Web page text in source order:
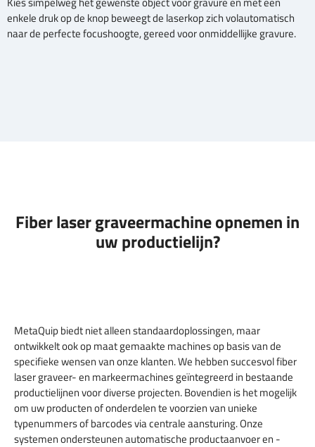
enkele druk op de knop beweegt de laserkop zich volautomatisch
naar de perfecte focushoogte, gereed voor onmiddellijke gravure.
Fiber laser graveermachine opnemen in
uw productielijn?
MetaQuip biedt niet alleen standaardoplossingen, maar
ontwikkelt ook op maat gemaakte machines op basis van de
specifieke wensen van onze klanten. We hebben succesvol fiber
laser graveer- en markeermachines geïntegreerd in bestaande
productielijnen voor diverse projecten. Bovendien is het mogelijk
om uw producten of onderdelen te voorzien van unieke
typenummers of barcodes via centrale aansturing. Onze
systemen ondersteunen automatische productaanvoer en -